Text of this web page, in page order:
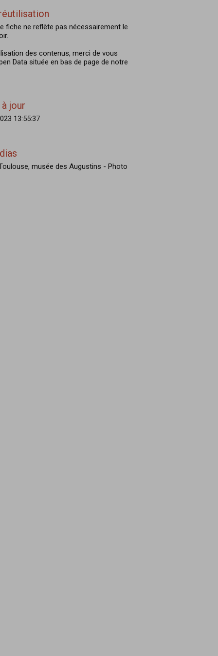
fiche ne reflète pas nécessairement le
des contenus, merci de vous
Data située en bas de page de notre
jour
13:55:37
musée des Augustins - Photo